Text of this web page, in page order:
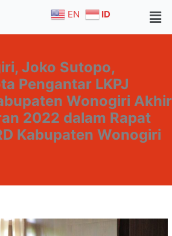
EN ID
Joko Sutopo,
Pengantar LKPJ
Wonogiri Akhir
2022 dalam Rapat
Kabupaten Wonogiri